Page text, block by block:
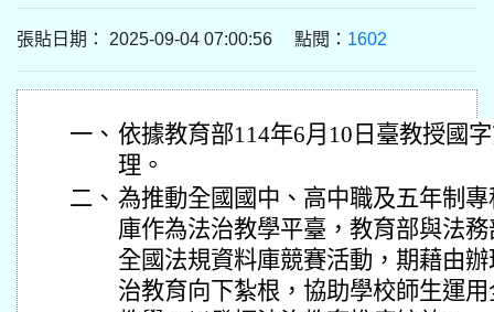
張貼日期： 2025-09-04 07:00:56 點閱： 1602
一、 依據教育部114年6月10日臺教授國
理。
二、 為推動全國國中、高中職及五年制
庫作為法治教學平臺，教育部與法
全國法規資料庫競賽活動，期藉由
治教育向下紮根，協助學校師生運